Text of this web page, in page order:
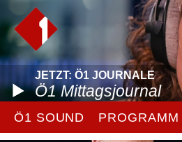
JETZT: Ö1 JOURNALE
Ö1 Mittagsjournal
Ö1 SOUND PROGRAMM